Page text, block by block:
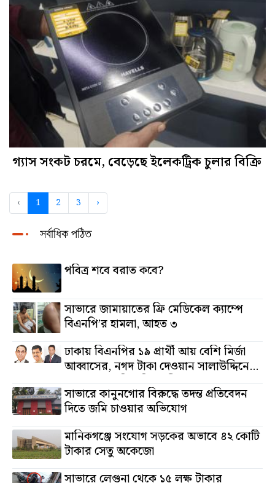
গ্যাস সংকট চরমে, বেড়েছে ইলেকট্রিক চুলার বিক্রি
‹ 1 2 3 ›
সর্বাধিক পঠিত
পবিত্র শবে বরাত কবে?
সাভারে জামায়াতের ফ্রি মেডিকেল ক্যাম্পে
বিএনপি’র হামলা, আহত ৩
ঢাকায় বিএনপির ১৯ প্রার্থী আয় বেশি মির্জা
আব্বাসের, নগদ টাকা দেওয়ান সালাউদ্দিনের,
অস্থাবর সম্পত্তি তমিজউদ্দিনের
সাভারে কানুনগোর বিরুদ্ধে তদন্ত প্রতিবেদন
দিতে জমি চাওয়ার অভিযোগ
মানিকগঞ্জে সংযোগ সড়কের অভাবে ৪২ কোটি
টাকার সেতু অকেজো
সাভারে লেগুনা থেকে ১৫ লক্ষ টাকার